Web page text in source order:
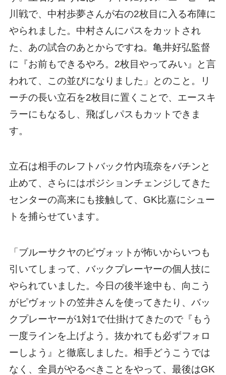
川戦で、中村歩夢さんが右の2枚目に入る布陣に
やられました。中村さんにパスをカットされ
た、あの試合のあとからですね。亀井好弘監督
に『お前もできるやろ。2枚目やってみい』と言
われて、この並びになりました」とのこと。リ
ーチの長い立石を2枚目に置くことで、エースキ
ラーにもなるし、飛ばしパスもカットできま
す。
立石は相手のレフトバック竹内琉奈をバチンと
止めて、さらにはポジションチェンジしてきた
センターの高来にも接触して、GK比嘉にシュー
トを捕らせています。
「ブルーサクヤのピヴォットが怖いからいつも
引いてしまって、バックプレーヤーの個人技に
やられていました。今日の後半途中も、向こう
がピヴォットの笠井さんを使ってきたり、バッ
クプレーヤーが1対1で仕掛けてきたので『もう
一度ラインを上げよう。抜かれても必ずフォロ
ーしよう』と徹底しました。相手どうこうでは
なく、全員がやるべきことをやって、最後はGK